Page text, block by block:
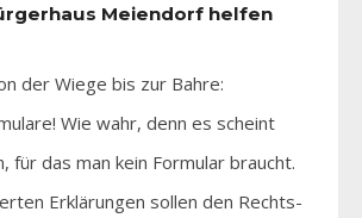
Meiendorf helfen
der Wiege bis zur Bahre:
Wie wahr, denn es scheint
für das man kein Formular braucht.
Erklärungen sollen den Rechts-